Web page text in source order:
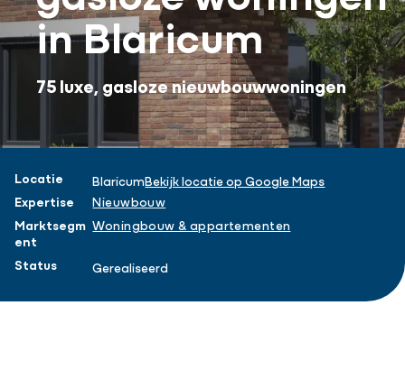
in Blaricum
75 luxe, gasloze nieuwbouwwoningen
Projectinformatie
Locatie BlaricumBekijk locatie op Google Maps
Expertise
Nieuwbouw
Marktsegm
ent
Woningbouw & appartementen
Status Gerealiseerd